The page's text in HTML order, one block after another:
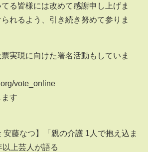
る皆様には改めて感謝申し上げま
れるよう、引き続き努めて参りま
票実現に向けた署名活動もしていま
vote_online
す
安藤なつ】「親の介護 1人で抱え込ま
上芸人が語る